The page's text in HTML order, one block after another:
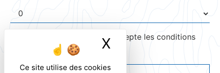
Ce site utilise des cookies
X Masquer le
En cochant cette case, j'accepte les conditions
particulières ci-dessous **